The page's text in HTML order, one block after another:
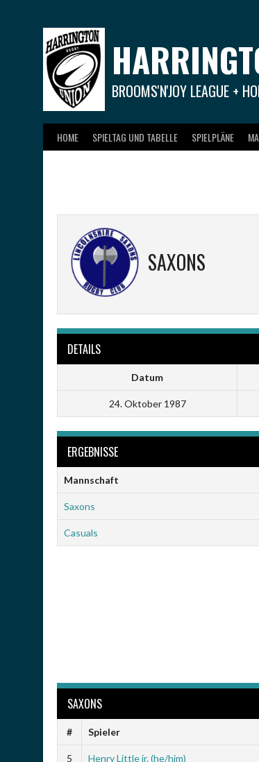
BROOMS'N'JOY LEAGUE +
HOME SPIELTAG UND TABELLE SPIELPLÄNE
SAXONS
DETAILS
Datum
24. Oktober 1987
ERGEBNISSE
Mannschaft
Saxons
Casuals
SAXONS
# Spieler
5 Henry Little jr. (he/him)